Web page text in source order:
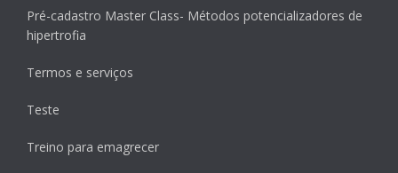
Pré-cadastro Master Class- Métodos potencializadores de
hipertrofia
Termos e serviços
Teste
Treino para emagrecer